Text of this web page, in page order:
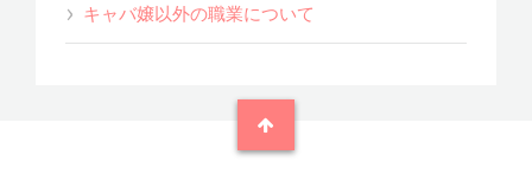
キャバ嬢以外の職業について